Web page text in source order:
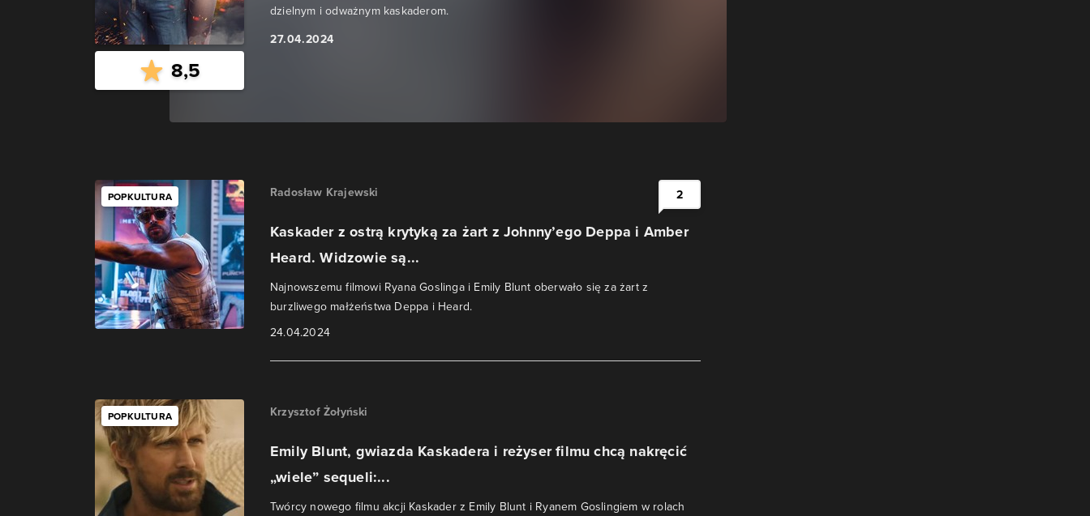
8,5
dzielnym i odważnym kaskaderom.
27.04.2024
POPKULTURA Radosław Krajewski
Kaskader z ostrą krytyką za żart z Johnny’ego Deppa i Amber
Heard. Widzowie są...
Najnowszemu filmowi Ryana Goslinga i Emily Blunt oberwało się za żart z
burzliwego małżeństwa Deppa i Heard.
24.04.2024
2
POPKULTURA Krzysztof Żołyński
Emily Blunt, gwiazda Kaskadera i reżyser filmu chcą nakręcić
„wiele” sequeli:...
Twórcy nowego filmu akcji Kaskader z Emily Blunt i Ryanem Goslingiem w rolach